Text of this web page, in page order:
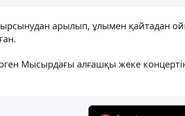
арылып, ұлымен қайтадан
Мысырдағы алғашқы жеке концертін